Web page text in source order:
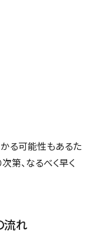
る可能性もあるた
第、なるべく早く
流れ